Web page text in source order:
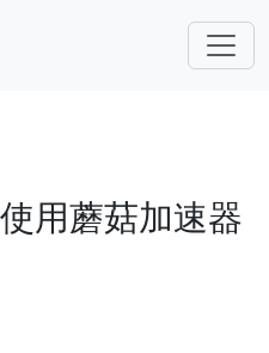
用蘑菇加速器